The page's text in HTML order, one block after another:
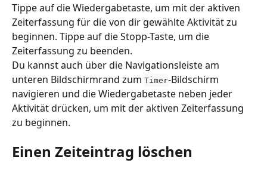
Tippe auf die Wiedergabetaste, um mit der aktiven
Zeiterfassung für die von dir gewählte Aktivität zu
beginnen. Tippe auf die Stopp-Taste, um die
Zeiterfassung zu beenden.
Du kannst auch über die Navigationsleiste am
unteren Bildschirmrand zum Timer-Bildschirm
navigieren und die Wiedergabetaste neben jeder
Aktivität drücken, um mit der aktiven Zeiterfassung
zu beginnen.
Einen Zeiteintrag löschen